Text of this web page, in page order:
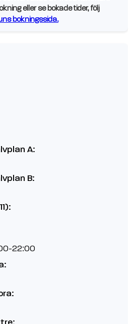
eller se bokade tider, följ
bokningssida.
A:
B:
22:00